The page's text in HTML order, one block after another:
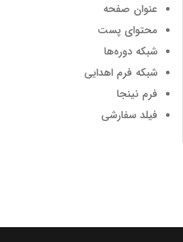
عنوان صفحه
محتوای پست
شبکه دوره‌ها
شبکه فرم اهدایی
فرم نینجا
فیلد سفارشی